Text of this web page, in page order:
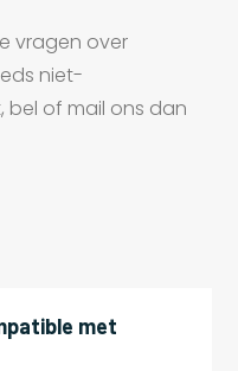
vragen over
niet-
bel of mail ons dan
met